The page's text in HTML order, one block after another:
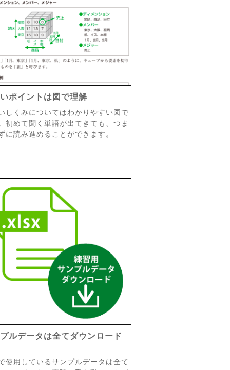
ポイントは図で理解
しくみについてはわかりやすい図で
初めて聞く単語が出てきても、つま
に読み進めることができます。
ルデータは全てダウンロード
使用しているサンプルデータは全て